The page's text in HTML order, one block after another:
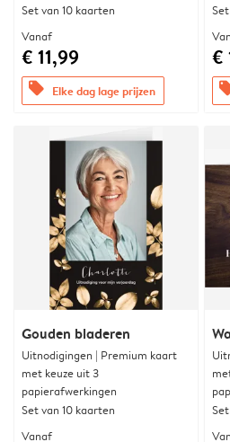
Set van 10 kaarten
Vanaf
€ 11,99
offers Elke dag lage prijzen
€
Gouden bladeren
Uitnodigingen | Premium kaart
met keuze uit 3
papierafwerkingen
Set van 10 kaarten
Vanaf